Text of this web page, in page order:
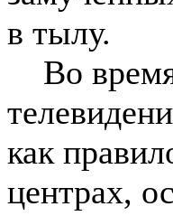
в тылу.
Во время
как
центрах,